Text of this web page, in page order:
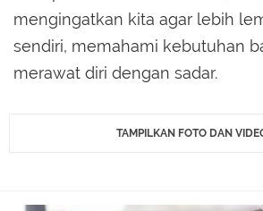
mengingatkan kita agar lebih
sendiri, memahami kebutuhan
merawat diri dengan sadar.
TAMPILKAN FOTO DAN